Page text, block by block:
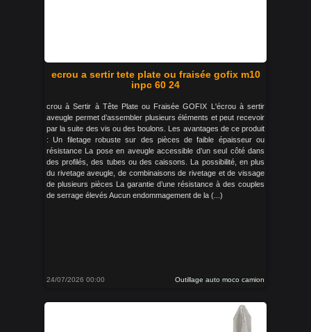
ecrou a sertir tete plate ou fraisée gofix m10
inpc 60 24
crou à Sertir à Tête Plate ou Fraisée GOFIX L'écrou à sertir
aveugle permet d’assembler plusieurs éléments et peut recevoir
par la suite des vis ou des boulons. Les avantages de ce produit
: Un filetage robuste sur des pièces de faible épaisseur ou
résistance La pose en aveugle accessible d’un seul côté dans
des profilés, des tubes ou des caissons. La possibilité, en plus
du rivetage aveugle, de combinaisons de rivetage et de vissage
de plusieurs pièces La garantie d’une résistance à des couples
de serrage élevés Aucun endommagement de la (...)
24/07/2026 00:00 Outillage auto moco camion